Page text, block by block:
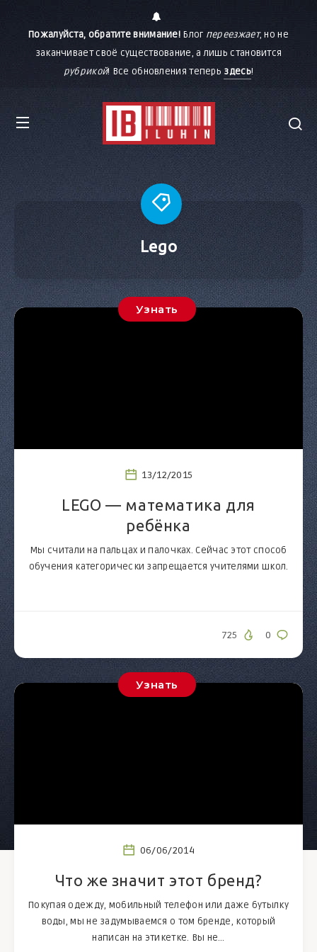
Пожалуйста, обратите внимание! Блог переезжает, но не
заканчивает своё существование, а лишь становится
рубрикой! Все обновления теперь здесь!
Lego
Узнать
13/12/2015
LEGO — математика для
ребёнка
Мы считали на пальцах и палочках. Сейчас этот способ
обучения категорически запрещается учителями школ.
0
725
Узнать
06/06/2014
Что же значит этот бренд?
Покупая одежду, мобильный телефон или даже бутылку
воды, мы не задумываемся о том бренде, который
написан на этикетке. Вы не…